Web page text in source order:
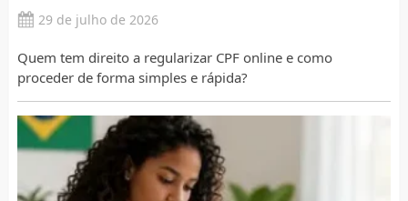
29 de julho de 2026
Quem tem direito a regularizar CPF online e como
proceder de forma simples e rápida?